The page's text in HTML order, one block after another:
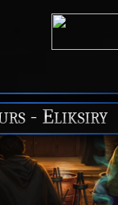
- Eliksiry